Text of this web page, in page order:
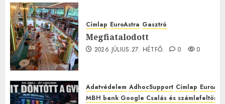
Címlap EuroAstra Gasztró
Megfiatalodott
2026.JÚLIUS.27. HÉTFŐ. 0 0
Adatvédelem AdhocSupport Címlap
MBH bank Google Csalás és